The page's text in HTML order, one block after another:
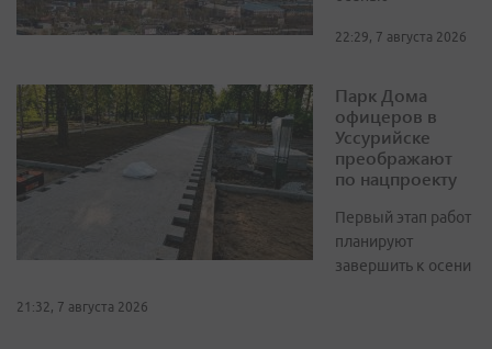
22:29, 7 августа 2026
Парк Дома
офицеров в
Уссурийске
преображают
по нацпроекту
Первый этап работ
планируют
завершить к осени
21:32, 7 августа 2026